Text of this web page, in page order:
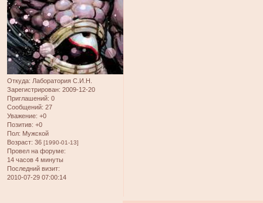
Откуда: Лаборатория С.И.Н.
Зарегистрирован: 2009-12-20
Приглашений: 0
Сообщений: 27
Уважение: +0
Позитив: +0
Пол: Мужской
Возраст: 36 [1990-01-13]
Провел на форуме:
14 часов 4 минуты
Последний визит:
2010-07-29 07:00:14